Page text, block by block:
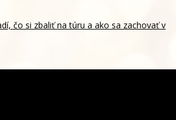
čo si zbaliť na túru a ako sa zachovať v